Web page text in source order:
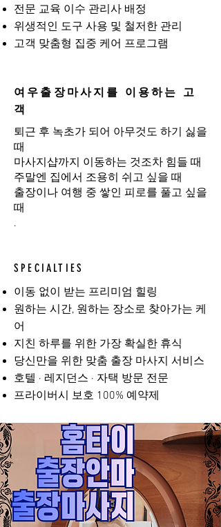
전문 교육 이수 관리사 배정
위생적인 도구 사용 및 철저한 관리
고객 맞춤형 집중 케어 프로그램
여우출장마사지를 이용하는 고
객
퇴근 후 녹초가 되어 아무것도 하기 싫을
때
마사지샵까지 이동하는 것조차 힘들 때
주말엔 집에서 조용히 쉬고 싶을 때
출장이나 여행 중 쌓인 피로를 풀고 싶을
때
.
SPECIALTIES
이동 없이 받는 프리미엄 힐링
원하는 시간, 원하는 장소로 찾아가는 케
어
지친 하루를 위한 가장 확실한 휴식
당신만을 위한 맞춤 출장 마사지 서비스
호텔 · 레지던스 · 자택 방문 전문
프라이버시 보호 100% 예약제